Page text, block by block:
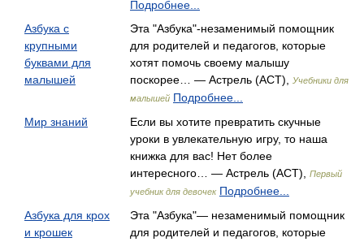
Подробнее...
Азбука с
крупными
буквами для
малышей
Эта "Азбука"-незаменимый помощник
для родителей и педагогов, которые
хотят помочь своему малышу
поскорее… — Астрель (АСТ),
Учебники для
малышей Подробнее...
Мир знаний
Если вы хотите превратить скучные
уроки в увлекательную игру, то наша
книжка для вас! Нет более
интересного… — Астрель (АСТ),
Первый
учебник для девочек Подробнее...
Азбука для крох
и крошек
Эта "Азбука"— незаменимый помощник
для родителей и педагогов, которые